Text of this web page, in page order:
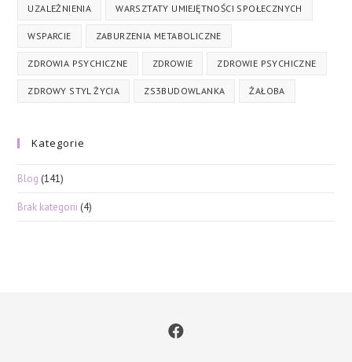
UZALEŻNIENIA WARSZTATY UMIEJĘTNOŚCI SPOŁECZNYCH
WSPARCIE ZABURZENIA METABOLICZNE
ZDROWIA PSYCHICZNE ZDROWIE ZDROWIE PSYCHICZNE
ZDROWY STYL ŻYCIA ZS3BUDOWLANKA ŻAŁOBA
Kategorie
Blog (141)
Brak kategorii (4)